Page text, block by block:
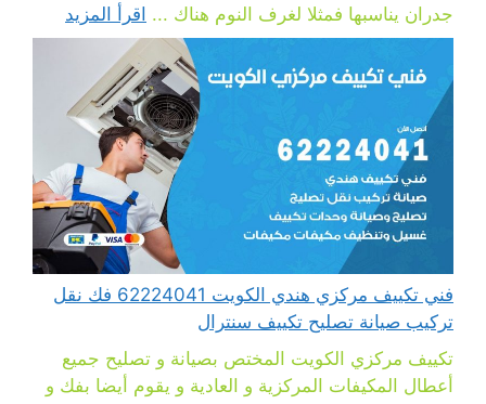
جدران يناسبها فمثلا لغرف النوم هناك ... اقرأ المزيد
فني تكييف مركزي هندي الكويت 62224041 فك نقل
تركيب صيانة تصليح تكييف سنترال
تكييف مركزي الكويت المختص بصيانة و تصليح جميع
أعطال المكيفات المركزية و العادية و يقوم أيضا بفك و